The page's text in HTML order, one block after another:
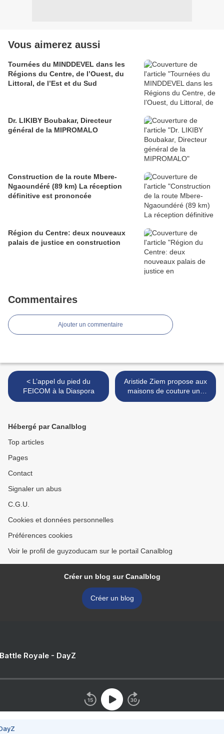
Vous aimerez aussi
Tournées du MINDDEVEL dans les
Régions du Centre, de l’Ouest, du
Littoral, de l’Est et du Sud
Dr. LIKIBY Boubakar, Directeur
général de la MIPROMALO
Construction de la route Mbere-
Ngaoundéré (89 km) La réception
définitive est prononcée
Région du Centre: deux nouveaux
palais de justice en construction
Commentaires
Ajouter un commentaire
< L’appel du pied du
FEICOM à la Diaspora
Aristide Ziem propose aux
maisons de couture une
machine de rapidité et
Hébergé par Canalblog
Top articles
Pages
Contact
Signaler un abus
C.G.U.
Cookies et données personnelles
Préférences cookies
Voir le profil de guyzoducam sur le portail Canalblog
Créer un blog sur Canalblog
Créer un blog
Royale - DayZ